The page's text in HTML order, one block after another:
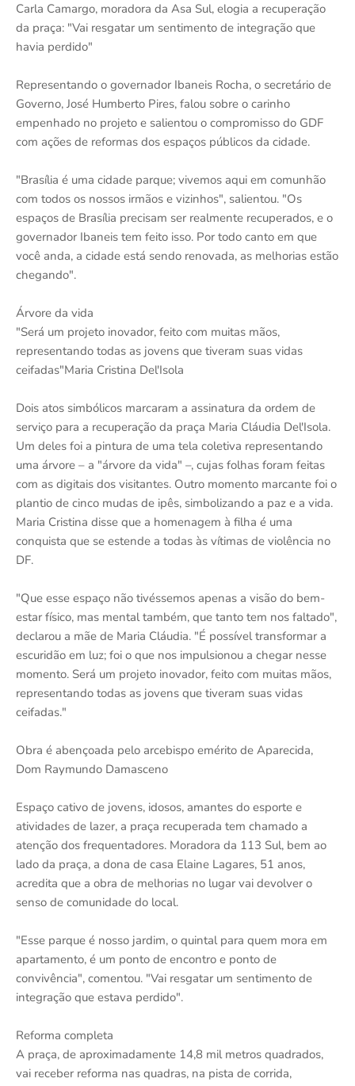
Carla Camargo, moradora da Asa Sul, elogia a recuperação
da praça: "Vai resgatar um sentimento de integração que
havia perdido"
Representando o governador Ibaneis Rocha, o secretário de
Governo, José Humberto Pires, falou sobre o carinho
empenhado no projeto e salientou o compromisso do GDF
com ações de reformas dos espaços públicos da cidade.
"Brasília é uma cidade parque; vivemos aqui em comunhão
com todos os nossos irmãos e vizinhos", salientou. "Os
espaços de Brasília precisam ser realmente recuperados, e o
governador Ibaneis tem feito isso. Por todo canto em que
você anda, a cidade está sendo renovada, as melhorias estão
chegando".
Árvore da vida
"Será um projeto inovador, feito com muitas mãos,
representando todas as jovens que tiveram suas vidas
ceifadas"Maria Cristina Del'Isola
Dois atos simbólicos marcaram a assinatura da ordem de
serviço para a recuperação da praça Maria Cláudia Del'Isola.
Um deles foi a pintura de uma tela coletiva representando
uma árvore – a "árvore da vida" –, cujas folhas foram feitas
com as digitais dos visitantes. Outro momento marcante foi o
plantio de cinco mudas de ipês, simbolizando a paz e a vida.
Maria Cristina disse que a homenagem à filha é uma
conquista que se estende a todas às vítimas de violência no
DF.
"Que esse espaço não tivéssemos apenas a visão do bem-
estar físico, mas mental também, que tanto tem nos faltado",
declarou a mãe de Maria Cláudia. "É possível transformar a
escuridão em luz; foi o que nos impulsionou a chegar nesse
momento. Será um projeto inovador, feito com muitas mãos,
representando todas as jovens que tiveram suas vidas
ceifadas."
Obra é abençoada pelo arcebispo emérito de Aparecida,
Dom Raymundo Damasceno
Espaço cativo de jovens, idosos, amantes do esporte e
atividades de lazer, a praça recuperada tem chamado a
atenção dos frequentadores. Moradora da 113 Sul, bem ao
lado da praça, a dona de casa Elaine Lagares, 51 anos,
acredita que a obra de melhorias no lugar vai devolver o
senso de comunidade do local.
"Esse parque é nosso jardim, o quintal para quem mora em
apartamento, é um ponto de encontro e ponto de
convivência", comentou. "Vai resgatar um sentimento de
integração que estava perdido".
Reforma completa
A praça, de aproximadamente 14,8 mil metros quadrados,
vai receber reforma nas quadras, na pista de corrida,